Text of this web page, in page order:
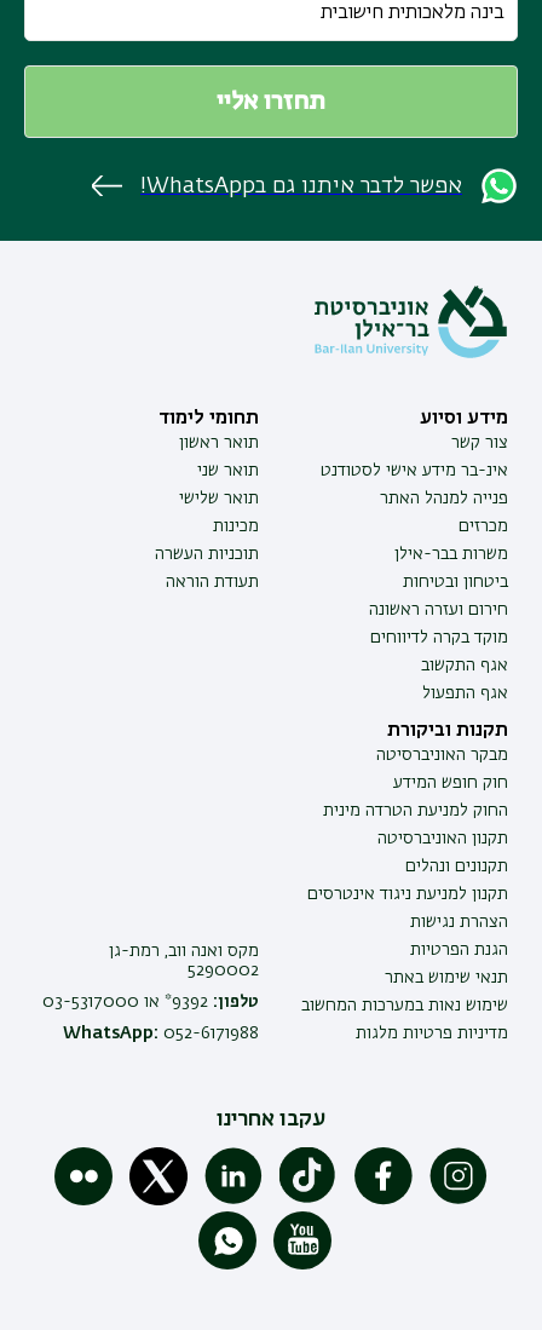
אפשר לדבר איתנו גם בWhatsApp!
מידע וסיוע
צור קשר
אינ-בר מידע אישי לסטודנט
פנייה למנהל האתר
מכרזים
משרות בבר-אילן
ביטחון ובטיחות
חירום ועזרה ראשונה
מוקד בקרה לדיווחים
אגף התקשוב
אגף התפעול
תחומי לימוד
תואר ראשון
תואר שני
תואר שלישי
מכינות
תוכניות העשרה
תעודת הוראה
תקנות וביקורת
מבקר האוניברסיטה
חוק חופש המידע
החוק למניעת הטרדה מינית
תקנון האוניברסיטה
תקנונים ונהלים
תקנון למניעת ניגוד אינטרסים
הצהרת נגישות
הגנת הפרטיות
תנאי שימוש באתר
שימוש נאות במערכות המחשוב
מדיניות פרטיות מלגות
מקס ואנה ווב, רמת-גן
5290002
טלפון:
WhatsApp: 052-6171988
עקבו אחרינו